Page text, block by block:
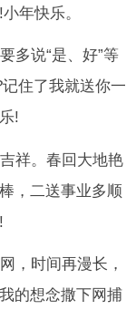
年快乐。
多说“是、好”等
住了我就送你一
!
祥。春回大地艳
，二送事业多顺
，时间再漫长，
的想念撒下网捕